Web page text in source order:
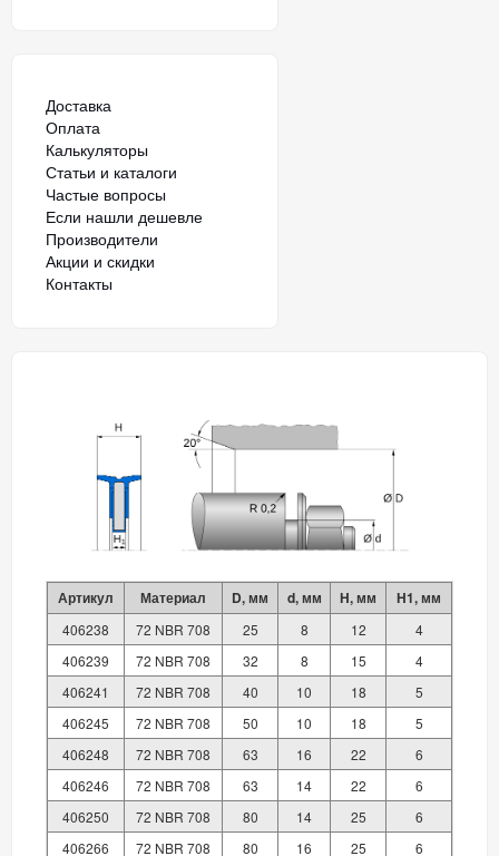
Доставка
Оплата
Калькуляторы
Статьи и каталоги
Частые вопросы
Если нашли дешевле
Производители
Акции и скидки
Контакты
Артикул Материал D, мм d, мм H, мм H1, мм
406238 72 NBR 708 25 8 12
4
406239
72 NBR 708 32 8 15
4
406241
72 NBR 708 40 10 18
5
406245
72 NBR 708 50 10 18
5
406248
72 NBR 708 63 16 22
6
406246
72 NBR 708 63 14 22
6
406250
72 NBR 708 80 14 25
6
406266
72 NBR 708 80 16 25 6